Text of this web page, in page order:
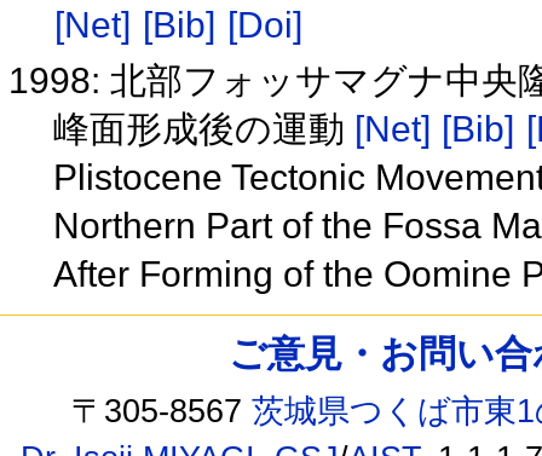
[Net] [Bib] [Doi]
1998: 北部フォッサマグナ中央
峰面形成後の運動 [Net] [Bib]
Plistocene Tectonic
Northern Part of the Fossa
After Forming of the Oomine
ご意見・お問い
〒305-8567茨城県つくば市東